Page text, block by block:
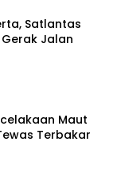
Satlantas
Jalan
Maut
Terbakar